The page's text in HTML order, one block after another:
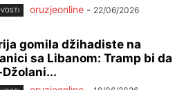
oruzjeonline - 22/06/2026
gomila džihadiste na
sa Libanom: Tramp bi da